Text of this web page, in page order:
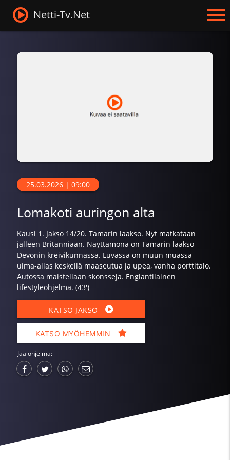
Netti-Tv.Net
25.03.2026 | 09:00
Lomakoti auringon alta
Kausi 1. Jakso 14/20. Tamarin laakso. Nyt matkataan
jälleen Britanniaan. Näyttämönä on Tamarin laakso
Devonin kreivikunnassa. Luvassa on muun muassa
uima-allas keskellä maaseutua ja upea, vanha porttitalo.
Autossa maistellaan skonsseja. Englantilainen
lifestyleohjelma. (43')
KATSO JAKSO
KATSO MYÖHEMMIN
Jaa ohjelma: